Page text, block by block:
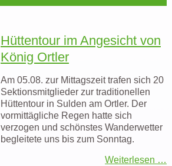
Hüttentour im Angesicht von
König Ortler
Am 05.08. zur Mittagszeit trafen sich 20
Sektionsmitglieder zur traditionellen
Hüttentour in Sulden am Ortler. Der
vormittägliche Regen hatte sich
verzogen und schönstes Wanderwetter
begleitete uns bis zum Sonntag.
Weiterlesen …